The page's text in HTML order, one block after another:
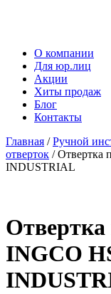
О компании
Для юр.лиц
Акции
Хиты продаж
Блог
Контакты
Главная /Ручной
отверток / Отвертка
INDUSTRIAL
Отвертка
INGCO